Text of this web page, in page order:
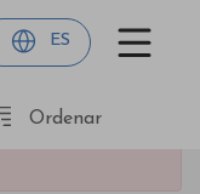
ES
Ordenar